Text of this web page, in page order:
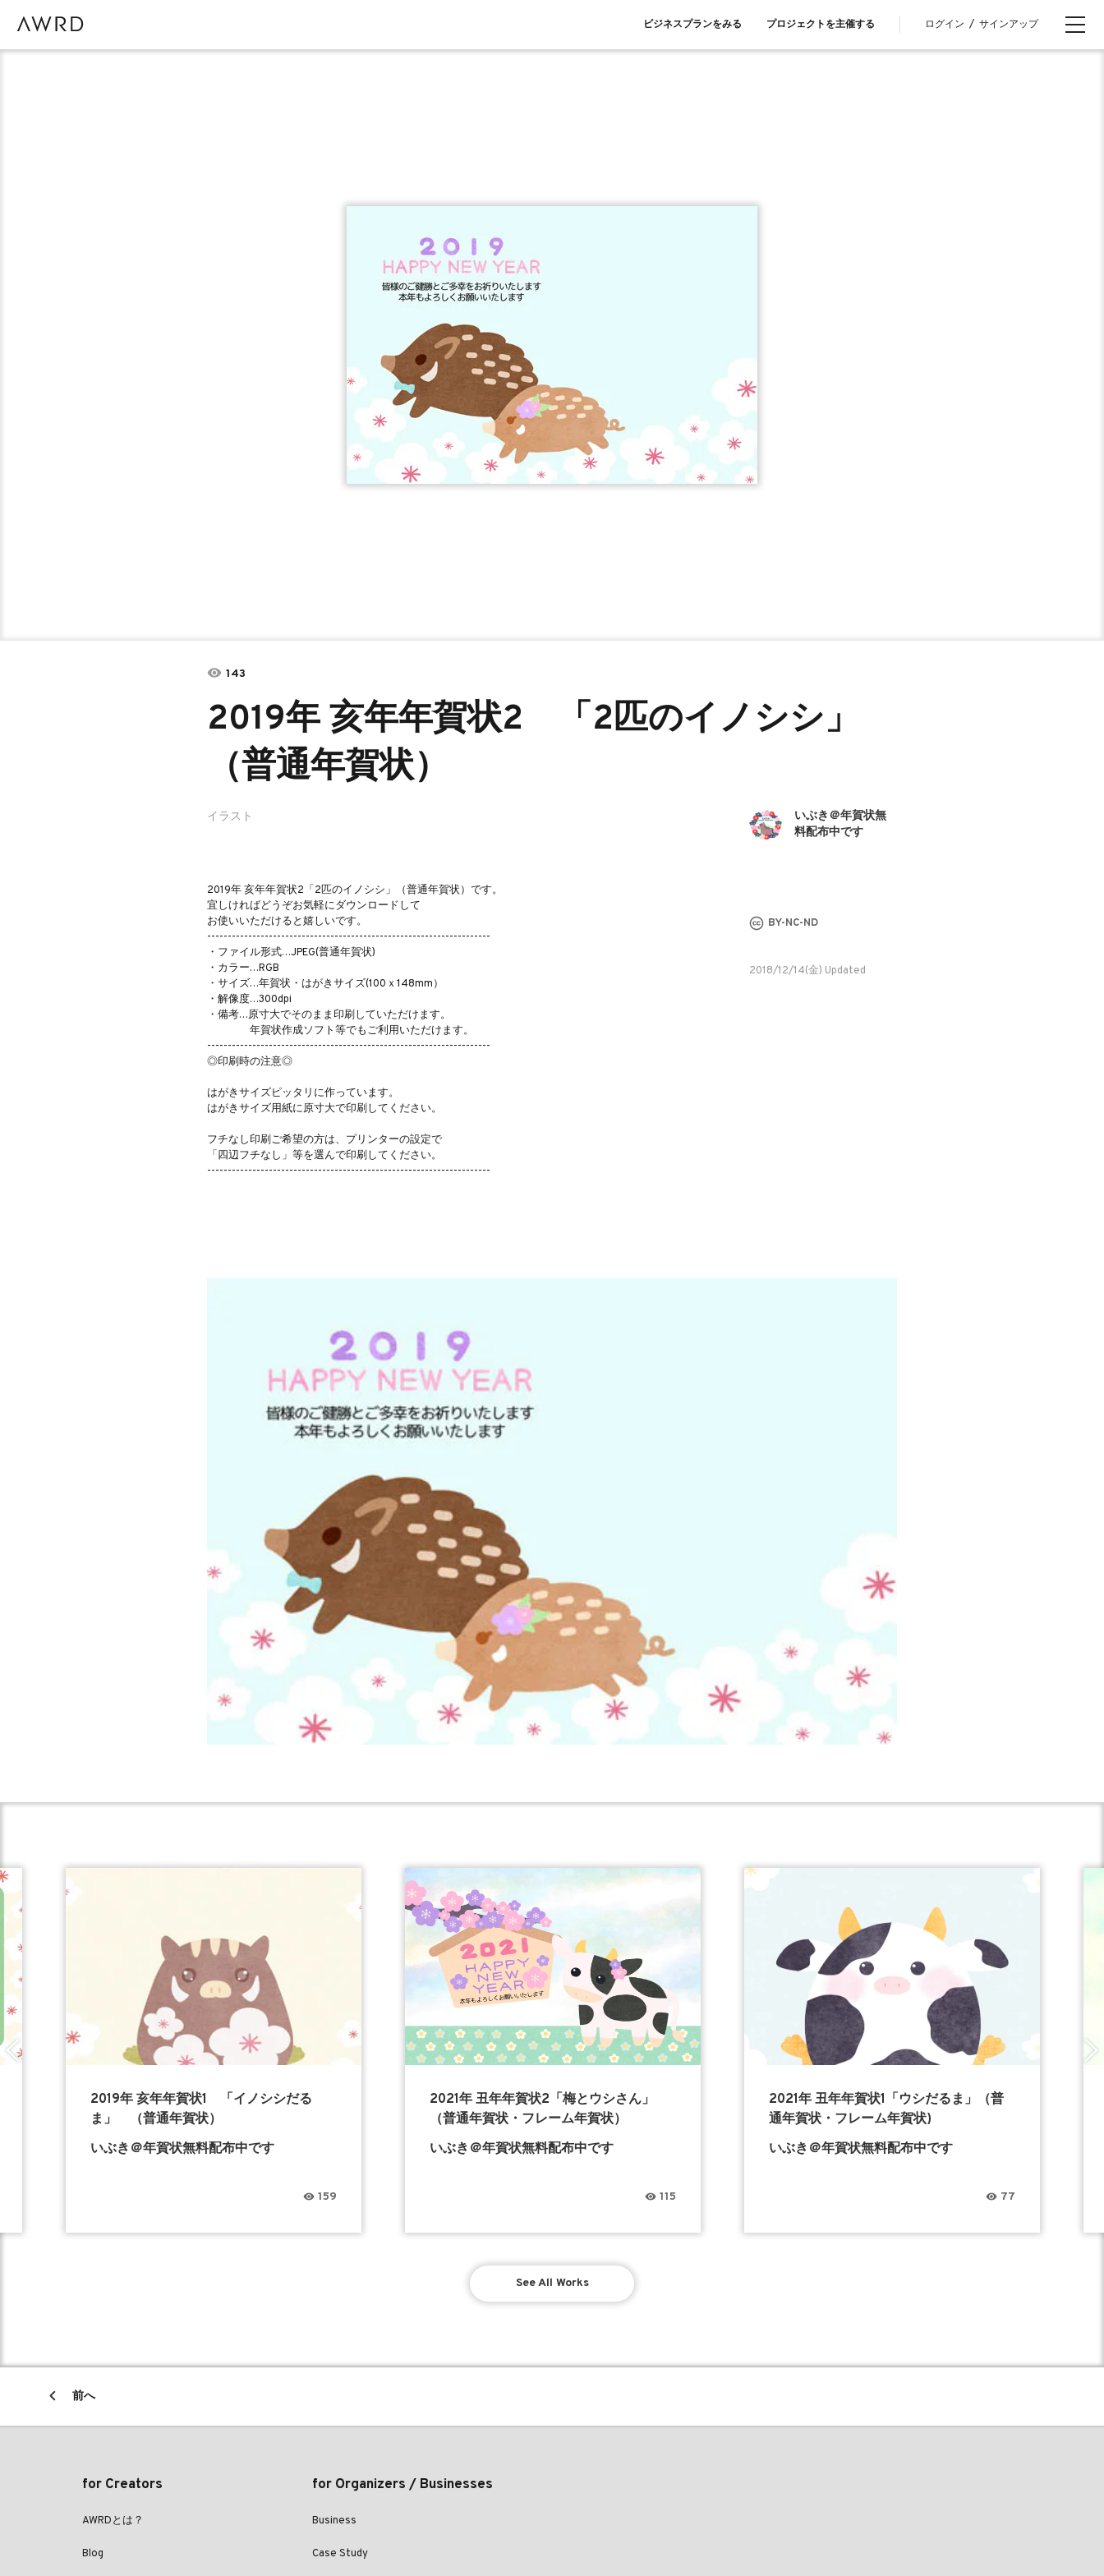
ビジネスプランをみる プロジェクトを主催する ログイン / サインアップ
143
2019年 亥年年賀状2 「2匹のイノシシ」
（普通年賀状）
イラスト
いぶき＠年賀状無
料配布中です
2019年 亥年年賀状2「2匹のイノシシ」（普通年賀状）です。
宜しければどうぞお気軽にダウンロードして
お使いいただけると嬉しいです。
---------------------------------------------------------------------
・ファイル形式…JPEG(普通年賀状)
・カラー…RGB
・サイズ…年賀状・はがきサイズ(100ｘ148mm）
・解像度…300dpi
・備考…原寸大でそのまま印刷していただけます。
年賀状作成ソフト等でもご利用いただけます。
---------------------------------------------------------------------
◎印刷時の注意◎
はがきサイズピッタリに作っています。
はがきサイズ用紙に原寸大で印刷してください。
フチなし印刷ご希望の方は、プリンターの設定で
「四辺フチなし」等を選んで印刷してください。
---------------------------------------------------------------------
BY-NC-ND
2018/12/14(金) Updated
2019年 亥年年賀状1 「イノシシだる
ま」 （普通年賀状）
いぶき＠年賀状無料配布中です
159
2021年 丑年年賀状2「梅とウシさん」
（普通年賀状・フレーム年賀状）
いぶき＠年賀状無料配布中です
115
2021年 丑年年賀状1「ウシだるま」（普
通年賀状・フレーム年賀状)
いぶき＠年賀状無料配布中です
77
See All Works
前へ
for Creators
AWRDとは？
Blog
for Organizers / Businesses
Business
Case Study